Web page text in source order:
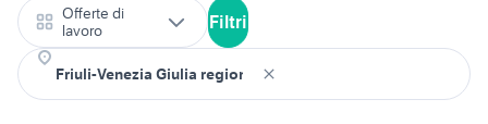
Offerte di
lavoro
Filtri